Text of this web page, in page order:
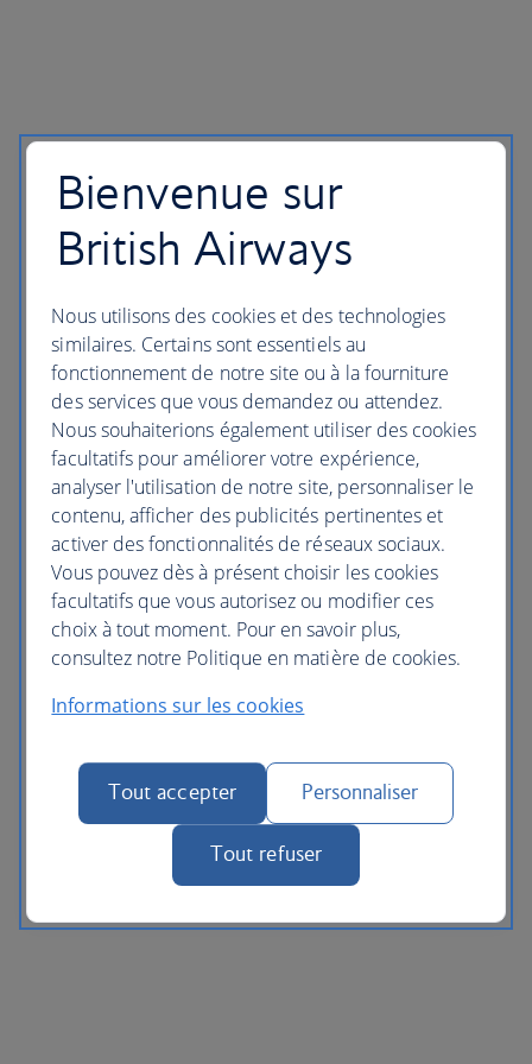
Bienvenue sur
British Airways
Nous utilisons des cookies et des technologies
similaires. Certains sont essentiels au
fonctionnement de notre site ou à la fourniture
des services que vous demandez ou attendez.
Nous souhaiterions également utiliser des cookies
facultatifs pour améliorer votre expérience,
analyser l'utilisation de notre site, personnaliser le
contenu, afficher des publicités pertinentes et
activer des fonctionnalités de réseaux sociaux.
Vous pouvez dès à présent choisir les cookies
facultatifs que vous autorisez ou modifier ces
choix à tout moment. Pour en savoir plus,
consultez notre Politique en matière de cookies.
Informations sur les cookies
Tout accepter Personnaliser
Tout refuser